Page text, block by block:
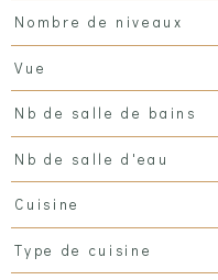
Nombre de niveaux
Vue
Nb de salle de bains
Nb de salle d'eau
Cuisine
Type de cuisine